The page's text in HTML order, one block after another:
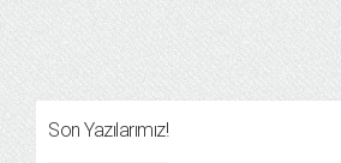
Son Yazılarımız!